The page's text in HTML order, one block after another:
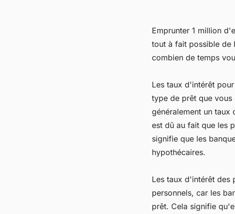
Emprunter 1 million
tout à fait possible de
combien de temps
Les taux d'intérêt
type de prêt que vous
généralement un taux
est dû au fait que les
signifie que les
hypothécaires.
Les taux d'intérêt des
personnels, car les
prêt. Cela signifie